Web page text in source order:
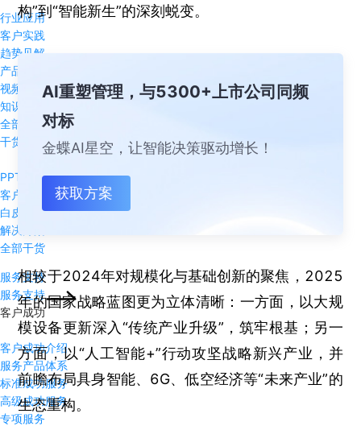
行业应用
客户实践
趋势见解
产品动态
视频播客
知识问答
全部资源
干货下载
PPT干货
客户案例
白皮书
解决方案
全部干货
服务支持
服务支持
客户成功
客户成功介绍
服务产品体系
标准成功服务
高级成功服务
专项服务
构”到“智能新生”的深刻蜕变。
AI重塑管理，与5300+上市公司同频
对标
金蝶AI星空，让智能决策驱动增长！
获取方案
相较于2024年对规模化与基础创新的聚焦，2025
年的国家战略蓝图更为立体清晰：一方面，以大规
模设备更新深入“传统产业升级”，筑牢根基；另一
方面，以“人工智能+”行动攻坚战略新兴产业，并
前瞻布局具身智能、6G、低空经济等“未来产业”的
生态重构。